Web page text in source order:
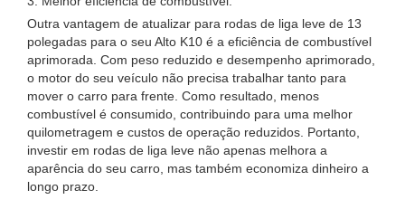
Outra vantagem de atualizar para rodas de liga leve de 13
polegadas para o seu Alto K10 é a eficiência de combustível
aprimorada. Com peso reduzido e desempenho aprimorado,
o motor do seu veículo não precisa trabalhar tanto para
mover o carro para frente. Como resultado, menos
combustível é consumido, contribuindo para uma melhor
quilometragem e custos de operação reduzidos. Portanto,
investir em rodas de liga leve não apenas melhora a
aparência do seu carro, mas também economiza dinheiro a
longo prazo.